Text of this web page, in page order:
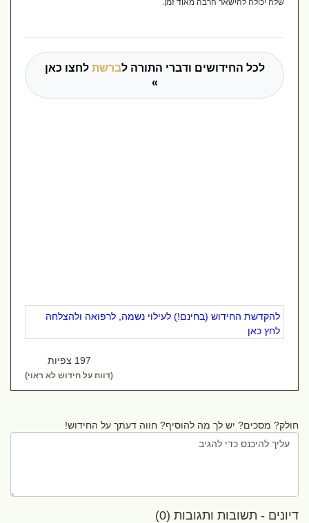
שלה יכולה להישאר הרבה מאוד זמן.
לכל החידושים ודברי התורה לברשתלחצו כאן
להקדשת החידוש (בחינם!) לעילוי נשמה, לרפואה ולהצלחה
לחץ כאן
197 צפיות
(דווח על חידוש לא ראוי)
חולק? מסכים? יש לך מה להוסיף? חווה דעתך על החידוש!
דיונים - תשובות ותגובות (0)